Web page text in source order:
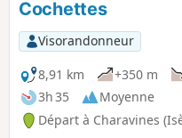
le puissant glacier du
500 mètres d'altitude,
agricoles, il constitue le
Ces rives ont accueilli
humaines de l'Isère, 2700
des Baigneurs). Plusieurs
naturelles protégées".
Cochettes
Visorandonneur
8,91 km
+350 m
3h 35
Moyenne
Départ à Charavines